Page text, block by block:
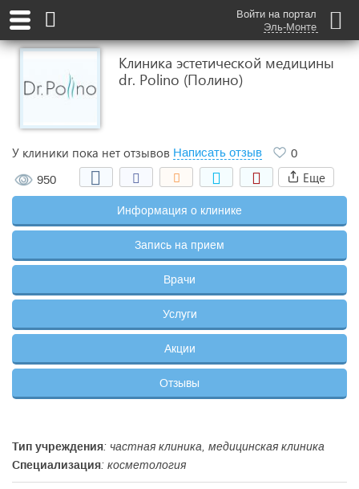
Войти на портал
Эль-Монте
Клиника эстетической медицины
dr. Polino (Полино)
У клиники пока нет отзывов Написать отзыв
0
950
Еще
Информация о клинике
Запись на прием
Врачи
Услуги
Акции
Отзывы
Тип учреждения: частная клиника, медицинская клиника
Специализация: косметология